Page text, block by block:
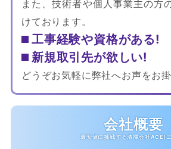
また、技術者や個人事業主の方
けております。
工事経験や資格がある!
新規取引先が欲しい!
どうぞお気軽に弊社へお声をお
会社概要